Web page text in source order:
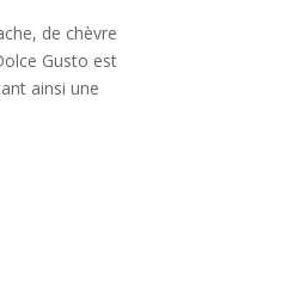
de chèvre
Gusto est
ainsi une